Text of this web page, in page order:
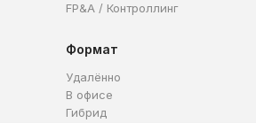
FP&A / Контроллинг
Формат
Удалённо
В офисе
Гибрид